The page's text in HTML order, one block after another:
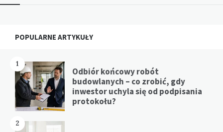
Widgets
POPULARNE ARTYKUŁY
1
Odbiór końcowy robót
budowlanych – co zrobić, gdy
inwestor uchyla się od podpisania
protokołu?
2